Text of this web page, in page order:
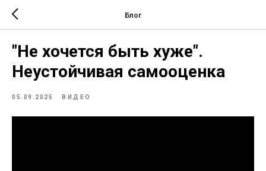
Блог
"Не хочется быть хуже".
Неустойчивая самооценка
05.09.2025 ВИДЕО